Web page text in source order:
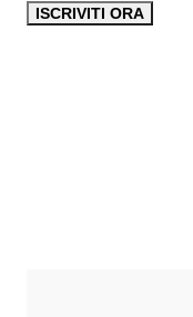
ISCRIVITI ORA